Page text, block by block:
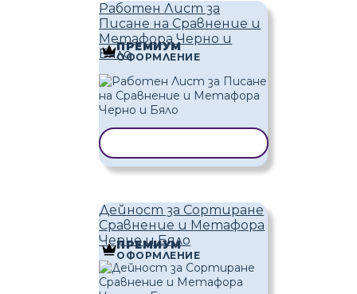
Работен Лист за
Писане на Сравнение и
Метафора Черно и
Бяло
ПРЕМИУМ
ОФОРМЛЕНИЕ
Дейност за Сортиране
Сравнение и Метафора
Черно и Бяло
ПРЕМИУМ
ОФОРМЛЕНИЕ